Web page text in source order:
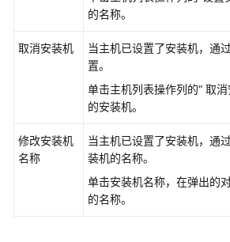
监
巡
的名称。
取消安装机
当主机已设置了安装机，通
置。
单击主机列表操作列的“ 取
的安装机。
修改安装机
名称
当主机已设置了安装机，通
装机的名称。
单击安装机名称，在弹出的
的名称。